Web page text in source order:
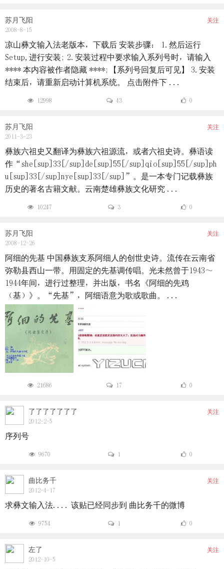
苏月飞阳
2008-8-15
关注
凉山彝文输入法老版本，下载后 安装步骤： 1.然后运行
Setup,进行安装; 2.安装过程中要求输入系列号时，请输入
**** 本内容被作者隐藏 ****;【系列号回复后可见】 3.安装
结束后，请重新启动计算机系统。 点击附件下 ...
12998 43 0
苏月飞阳
2011-3-23
关注
彝族六祖史又翻译为彝族六祖源流，或者六祖史诗。彝语读
作“she[sup]33[/sup]de[sup]55[/sup]qio[sup]55[/sup]ph
u[sup]33[/sup]nye[sup]33[/sup]”。是一本专门记载彝族
历史的著名古籍文献。云南楚雄彝族文化研究 ...
10247 3 0
苏月飞阳
2008-12-26
关注
阿细的先基 中国彝族支系阿细人的创世史诗。流传在云南省
弥勒县西山一带。用固定的先基调传唱。光未然曾于1943～
1944年间，进行过整理，并出版，书名《阿细的先鸡
（基）》。“先基”，阿细语意为歌或歌曲。 ...
21686 17 0
了了了了了了了
2012-2-5
关注
序列号
9670 1 0
曲比务千
2012-4-17
关注
求彝文输入法.... 该贴已经同步到 曲比务千的微博
9754 1 0
左了
2012-10-5
关注